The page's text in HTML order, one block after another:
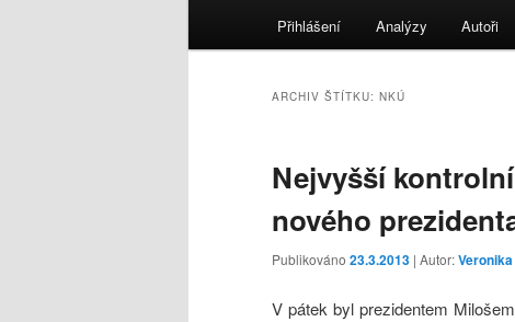
Přihlášení Analýzy Autoři
ARCHIV ŠTÍTKU: NKÚ
Nejvyšší
nového
Publikováno 23.3.2013 | Autor:
V pátek byl prezidentem